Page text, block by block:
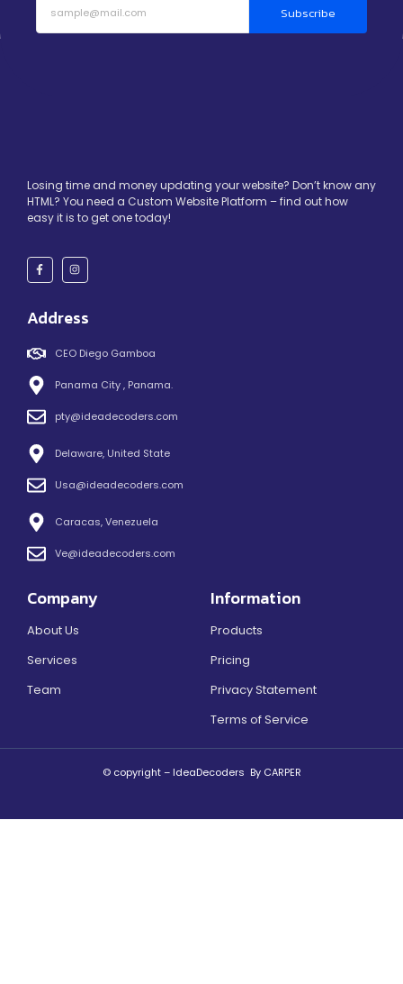
Subscribe
Losing time and money updating your website? Don’t know any
HTML? You need a Custom Website Platform – find out how
easy it is to get one today!
Address
CEO Diego Gamboa
Panama City , Panama.
pty@ideadecoders.com
Delaware, United State
Usa@ideadecoders.com
Caracas, Venezuela
Ve@ideadecoders.com
Company
About Us
Services
Team
Information
Products
Pricing
Privacy Statement
Terms of Service
© copyright – IdeaDecoders By CARPER